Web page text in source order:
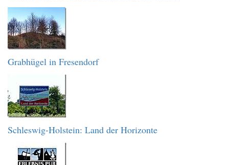
Grabhügel in Fresendorf
Schleswig-Holstein: Land der Horizonte